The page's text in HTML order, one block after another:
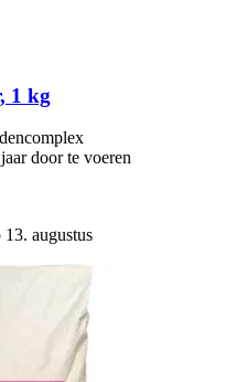
1 kg
door te voeren
augustus